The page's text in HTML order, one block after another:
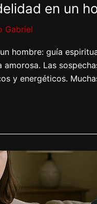
en un
Gabriel
hombre: guía
amorosa. Las
y energéticos.